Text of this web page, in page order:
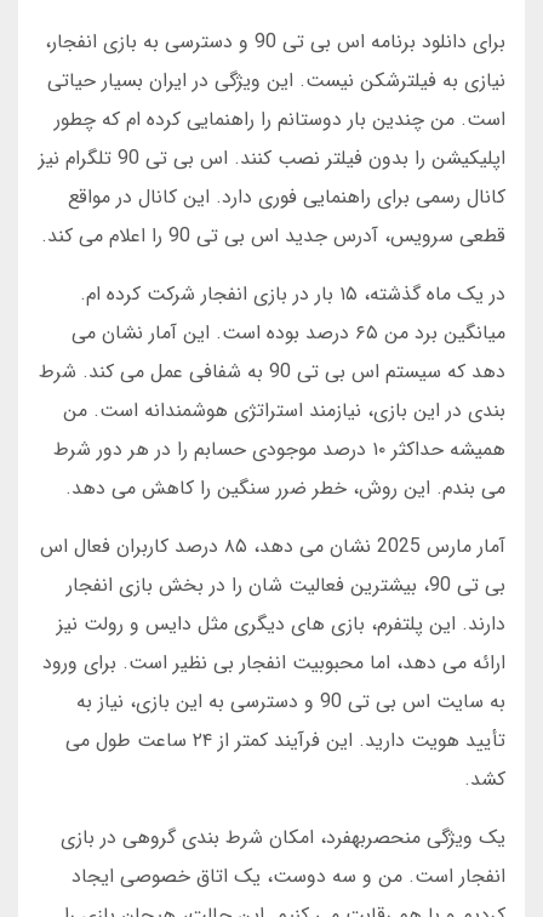
برای دانلود برنامه اس بی تی 90 و دسترسی به بازی انفجار،
نیازی به فیلترشکن نیست. این ویژگی در ایران بسیار حیاتی
است. من چندین بار دوستانم را راهنمایی کرده ام که چطور
اپلیکیشن را بدون فیلتر نصب کنند. اس بی تی 90 تلگرام نیز
کانال رسمی برای راهنمایی فوری دارد. این کانال در مواقع
قطعی سرویس، آدرس جدید اس بی تی 90 را اعلام می کند.
در یک ماه گذشته، ۱۵ بار در بازی انفجار شرکت کرده ام.
میانگین برد من ۶۵ درصد بوده است. این آمار نشان می
دهد که سیستم اس بی تی 90 به شفافی عمل می کند. شرط
بندی در این بازی، نیازمند استراتژی هوشمندانه است. من
همیشه حداکثر ۱۰ درصد موجودی حسابم را در هر دور شرط
می بندم. این روش، خطر ضرر سنگین را کاهش می دهد.
آمار مارس 2025 نشان می دهد، ۸۵ درصد کاربران فعال اس
بی تی 90، بیشترین فعالیت شان را در بخش بازی انفجار
دارند. این پلتفرم، بازی های دیگری مثل دایس و رولت نیز
ارائه می دهد، اما محبوبیت انفجار بی نظیر است. برای ورود
به سایت اس بی تی 90 و دسترسی به این بازی، نیاز به
تأیید هویت دارید. این فرآیند کمتر از ۲۴ ساعت طول می
کشد.
یک ویژگی منحصربهفرد، امکان شرط بندی گروهی در بازی
انفجار است. من و سه دوست، یک اتاق خصوصی ایجاد